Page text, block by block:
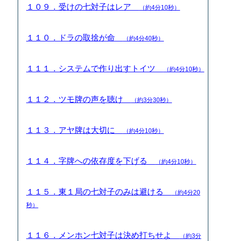
１０９．受けの七対子はレア （約4分10秒）
１１０．ドラの取捨が命 （約4分40秒）
１１１．システムで作り出すトイツ （約4分10秒）
１１２．ツモ牌の声を聴け （約3分30秒）
１１３．アヤ牌は大切に （約4分10秒）
１１４．字牌への依存度を下げる （約4分10秒）
１１５．東１局の七対子のみは避ける
（約4分20
秒）
１１６．メンホン七対子は決め打ちせよ
（約3分